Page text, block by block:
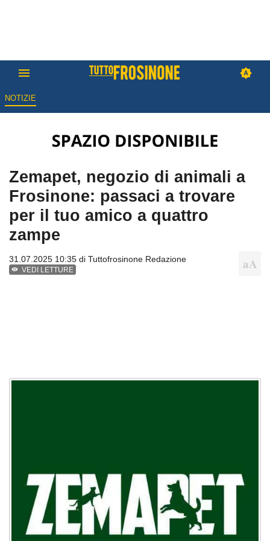
NOTIZIE
Zemapet, negozio di animali a
Frosinone: passaci a trovare
per il tuo amico a quattro
zampe
31.07.2025 10:35 di Tuttofrosinone Redazione
VEDI LETTURE